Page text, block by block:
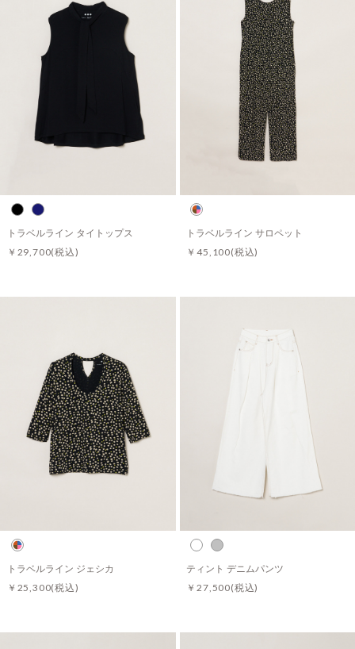
トラベルライン タイトップス
￥29,700(税込)
トラベルライン サロペット
￥45,100(税込)
トラベルライン ジェシカ
￥25,300(税込)
ティント デニムパンツ
￥27,500(税込)